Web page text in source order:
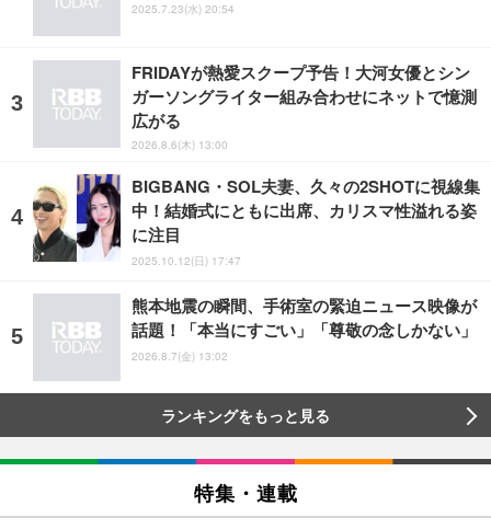
2025.7.23(水) 20:54
FRIDAYが熱愛スクープ予告！大河女優とシン
ガーソングライター組み合わせにネットで憶測
広がる
2026.8.6(木) 13:00
BIGBANG・SOL夫妻、久々の2SHOTに視線集
中！結婚式にともに出席、カリスマ性溢れる姿
に注目
2025.10.12(日) 17:47
熊本地震の瞬間、手術室の緊迫ニュース映像が
話題！「本当にすごい」「尊敬の念しかない」
2026.8.7(金) 13:02
ランキングをもっと見る
特集・連載